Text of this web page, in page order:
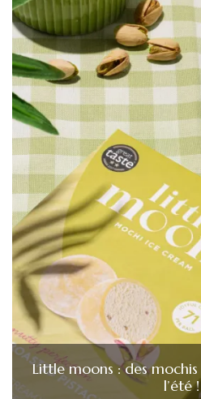
Little moons : des
l’été !